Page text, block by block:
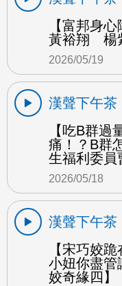
【富邦身
黃裕翔 楊
2026/05/19
漢聲下午茶
【吃B群過
痛！？B群
生福利委員
2026/05/18
漢聲下午茶
【宋巧姣
小妞你盡管
姣奇緣四】